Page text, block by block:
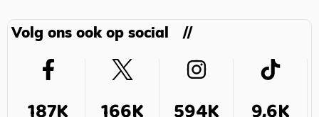
Volg ons ook op social